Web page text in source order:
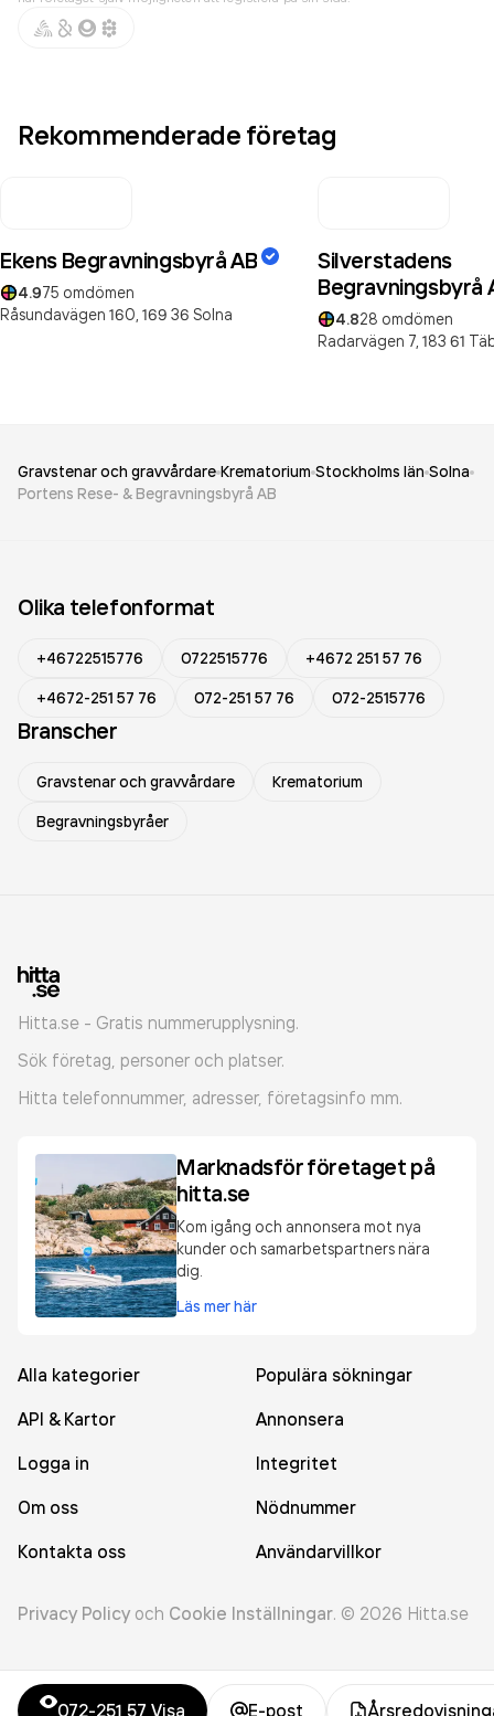
072-251 57 Visa E-post
Rekommenderade företag
Ekens Begravningsbyrå AB
4.975 omdömen
Råsundavägen 160, 169 36 Solna
Silverstadens
Begravningsbyrå
4.828 omdömen
Radarvägen 7, 183 61
Gravstenar och gravvårdare Krematorium Stockholms län Solna
Portens Rese- & Begravningsbyrå AB
Olika telefonformat
+46722515776 0722515776
+4672 251 57 76
+4672-251 57 76
072-251 57 76 072-2515776
Branscher
Gravstenar och gravvårdare
Krematorium
Begravningsbyråer
Hitta.se - Gratis nummerupplysning.
Sök företag, personer och platser.
Hitta telefonnummer, adresser, företagsinfo mm.
Marknadsför företaget på
hitta.se
Kom igång och annonsera mot nya
kunder och samarbetspartners nära
dig.
Läs mer här
Alla kategorier
Populära sökningar
API & Kartor
Annonsera
Logga in
Integritet
Om oss
Nödnummer
Kontakta oss
Användarvillkor
Privacy Policy och Cookie Inställningar. © 2026 Hitta.se